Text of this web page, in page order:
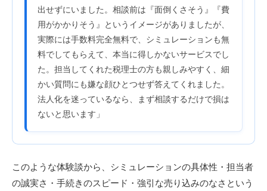
出せずにいました。相談前は『面倒くさそう』『費
用がかかりそう』というイメージがありましたが、
実際には手数料完全無料で、シミュレーションも無
料でしてもらえて、本当に得しかないサービスでし
た。担当してくれた税理士の方も親しみやすく、細
かい質問にも嫌な顔ひとつせず答えてくれました。
法人化を迷っているなら、まず相談するだけで損は
ないと思います」
このような体験談から、シミュレーションの具体性・担当者
の誠実さ・手続きのスピード・強引な売り込みのなさという